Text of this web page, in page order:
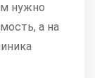
нужно
а на